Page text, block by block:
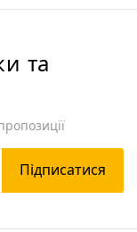
та
Підписатися